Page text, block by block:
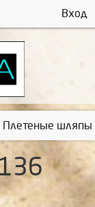
Вход
Плетеные шляпы